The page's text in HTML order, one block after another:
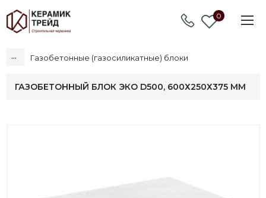
0
... Газобетонные (газосиликатные) блоки
ГАЗОБЕТОННЫЙ БЛОК ЭКО D500, 600Х250Х375 ММ